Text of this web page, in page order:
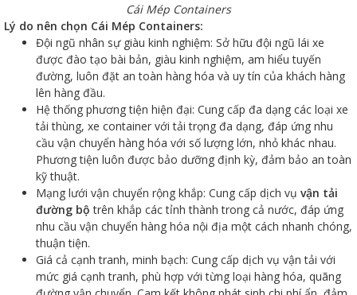
Cái Mép Containers
Lý do nên chọn Cái Mép Containers:
Đội ngũ nhân sự giàu kinh nghiệm: Sở hữu đội ngũ lái xe
được đào tạo bài bản, giàu kinh nghiệm, am hiểu tuyến
đường, luôn đặt an toàn hàng hóa và uy tín của khách hàng
lên hàng đầu.
Hệ thống phương tiện hiện đại: Cung cấp đa dạng các loại xe
tải thùng, xe container với tải trọng đa dạng, đáp ứng nhu
cầu vận chuyển hàng hóa với số lượng lớn, nhỏ khác nhau.
Phương tiện luôn được bảo dưỡng định kỳ, đảm bảo an toàn
kỹ thuật.
Mạng lưới vận chuyển rộng khắp: Cung cấp dịch vụ vận tải
đường bộtrên khắp các tỉnh thành trong cả nước, đáp ứng
nhu cầu vận chuyển hàng hóa nội địa một cách nhanh chóng,
thuận tiện.
Giá cả cạnh tranh, minh bạch: Cung cấp dịch vụ vận tải với
mức giá cạnh tranh, phù hợp với từng loại hàng hóa, quãng